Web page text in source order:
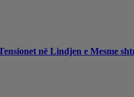
në Lindjen e Mesme